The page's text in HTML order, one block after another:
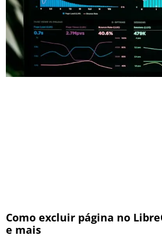
Como excluir página no
e mais